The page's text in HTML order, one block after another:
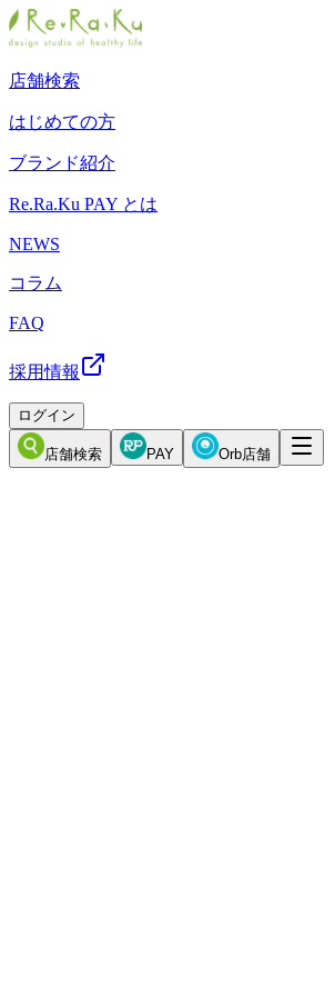
店舗検索
はじめての方
ブランド紹介
Re.Ra.Ku PAY とは
NEWS
コラム
FAQ
採用情報
ログイン
店舗検索 PAY Orb店舗